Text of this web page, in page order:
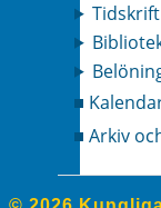
Arkiv